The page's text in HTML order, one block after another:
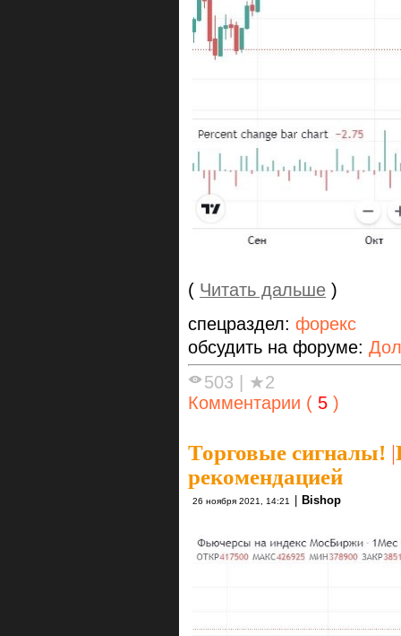
( Читать дальше )
спецраздел: форекс
обсудить на форуме:
503
★2
Комментарии ( 5 )
Торговые сигналы! |
рекомендацией
26 ноября 2021, 14:21 Bishop